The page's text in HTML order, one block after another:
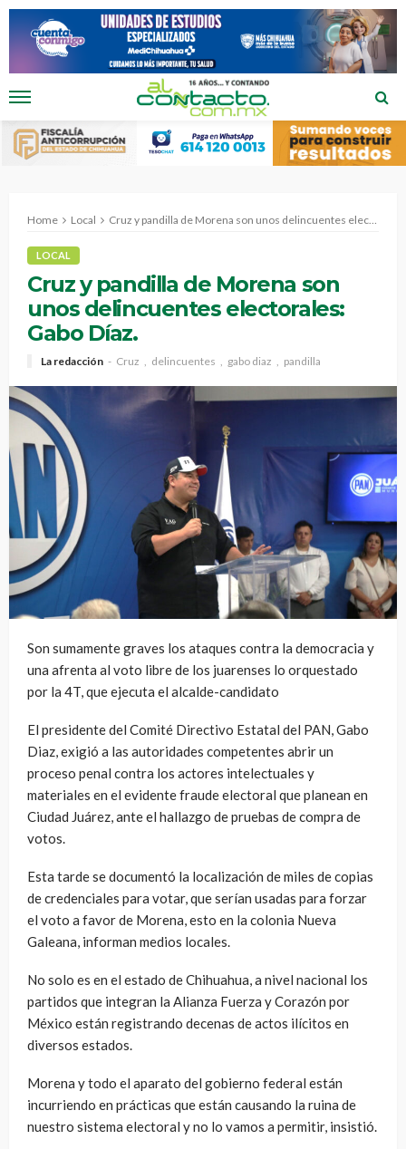
Home Local Cruz y pandilla de Morena son unos delincuentes electorales: Gabo Díaz.
LOCAL
Cruz y pandilla de Morena son
unos delincuentes electorales:
Gabo Díaz.
La redacción Cruz delincuentes gabo diaz pandilla
Son sumamente graves los ataques contra la democracia y
una afrenta al voto libre de los juarenses lo orquestado
por la 4T, que ejecuta el alcalde-candidato
El presidente del Comité Directivo Estatal del PAN, Gabo
Diaz, exigió a las autoridades competentes abrir un
proceso penal contra los actores intelectuales y
materiales en el evidente fraude electoral que planean en
Ciudad Juárez, ante el hallazgo de pruebas de compra de
votos.
Esta tarde se documentó la localización de miles de copias
de credenciales para votar, que serían usadas para forzar
el voto a favor de Morena, esto en la colonia Nueva
Galeana, informan medios locales.
No solo es en el estado de Chihuahua, a nivel nacional los
partidos que integran la Alianza Fuerza y Corazón por
México están registrando decenas de actos ilícitos en
diversos estados.
Morena y todo el aparato del gobierno federal están
incurriendo en prácticas que están causando la ruina de
nuestro sistema electoral y no lo vamos a permitir, insistió.